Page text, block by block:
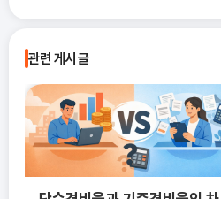
관련 게시글